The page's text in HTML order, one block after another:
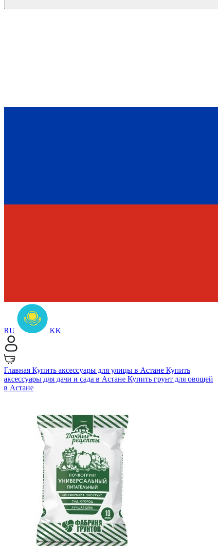
RU KK
Главная Купить аксессуары для улицы в Астане Купить
аксессуары для дачи и сада в Астане Купить грунт для овощей
в Астане